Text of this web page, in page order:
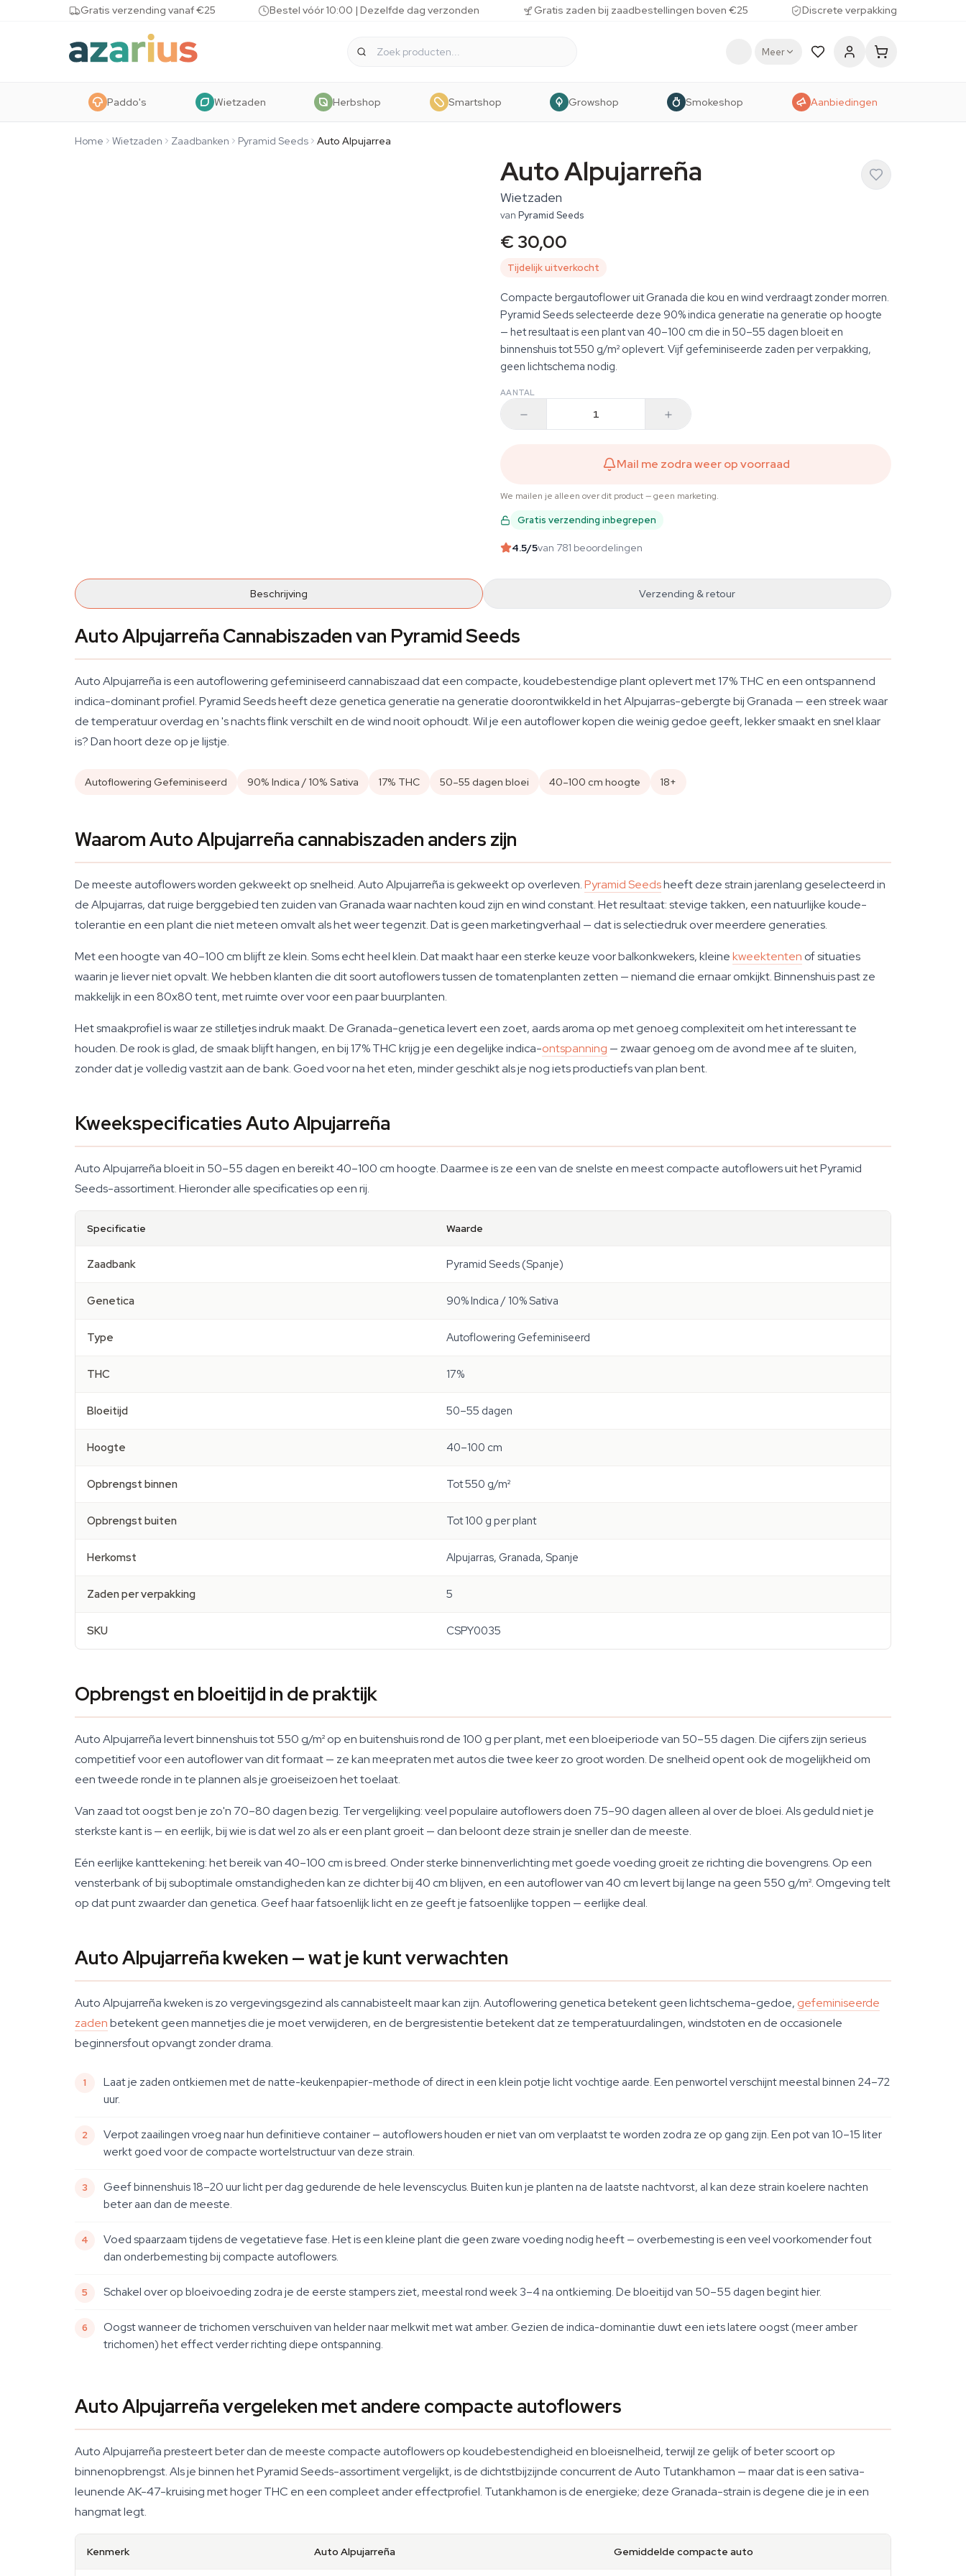
Skip to content Gratis verzending vanaf €25 Bestel vóór 10:00 | Dezelfde dag verzonden Gratis zaden bij zaadbestellingen boven €25 Discrete verpakking
Meer
Paddo's Wietzaden Herbshop Smartshop Growshop Smokeshop Aanbiedingen
Home Wietzaden Zaadbanken Pyramid Seeds Auto Alpujarrea
Auto Alpujarreña
Wietzaden
van Pyramid Seeds
€ 30,00
Tijdelijk uitverkocht
Compacte bergautoflower uit Granada die kou en wind verdraagt zonder morren.
Pyramid Seeds selecteerde deze 90% indica generatie na generatie op hoogte
— het resultaat is een plant van 40–100 cm die in 50–55 dagen bloeit en
binnenshuis tot 550 g/m² oplevert. Vijf gefeminiseerde zaden per verpakking,
geen lichtschema nodig.
AANTAL
Mail me zodra weer op voorraad
We mailen je alleen over dit product — geen marketing.
Gratis verzending inbegrepen
4.5/5van 781 beoordelingen
Beschrijving Verzending & retour
Auto Alpujarreña Cannabiszaden van Pyramid Seeds
Auto Alpujarreña is een autoflowering gefeminiseerd cannabiszaad dat een compacte, koudebestendige plant oplevert met 17% THC en een ontspannend
indica-dominant profiel. Pyramid Seeds heeft deze genetica generatie na generatie doorontwikkeld in het Alpujarras-gebergte bij Granada — een streek waar
de temperatuur overdag en 's nachts flink verschilt en de wind nooit ophoudt. Wil je een autoflower kopen die weinig gedoe geeft, lekker smaakt en snel klaar
is? Dan hoort deze op je lijstje.
Autoflowering Gefeminiseerd 90% Indica / 10% Sativa 17% THC 50–55 dagen bloei 40–100 cm hoogte 18+
Waarom Auto Alpujarreña cannabiszaden anders zijn
De meeste autoflowers worden gekweekt op snelheid. Auto Alpujarreña is gekweekt op overleven.Pyramid Seedsheeft deze strain jarenlang geselecteerd in
de Alpujarras, dat ruige berggebied ten zuiden van Granada waar nachten koud zijn en wind constant. Het resultaat: stevige takken, een natuurlijke koude-
tolerantie en een plant die niet meteen omvalt als het weer tegenzit. Dat is geen marketingverhaal — dat is selectiedruk over meerdere generaties.
Met een hoogte van 40–100 cm blijft ze klein. Soms echt heel klein. Dat maakt haar een sterke keuze voor balkonkwekers, kleinekweektenten of situaties
waarin je liever niet opvalt. We hebben klanten die dit soort autoflowers tussen de tomatenplanten zetten — niemand die ernaar omkijkt. Binnenshuis past ze
makkelijk in een 80x80 tent, met ruimte over voor een paar buurplanten.
Het smaakprofiel is waar ze stilletjes indruk maakt. De Granada-genetica levert een zoet, aards aroma op met genoeg complexiteit om het interessant te
houden. De rook is glad, de smaak blijft hangen, en bij 17% THC krijg je een degelijke indica-ontspanning — zwaar genoeg om de avond mee af te sluiten,
zonder dat je volledig vastzit aan de bank. Goed voor na het eten, minder geschikt als je nog iets productiefs van plan bent.
Kweekspecificaties Auto Alpujarreña
Auto Alpujarreña bloeit in 50–55 dagen en bereikt 40–100 cm hoogte. Daarmee is ze een van de snelste en meest compacte autoflowers uit het Pyramid
Seeds-assortiment. Hieronder alle specificaties op een rij.
Specificatie Waarde
Zaadbank Pyramid Seeds (Spanje)
Genetica 90% Indica / 10% Sativa
Type Autoflowering Gefeminiseerd
THC 17%
Bloeitijd 50–55 dagen
Hoogte 40–100 cm
Opbrengst binnen Tot 550 g/m²
Opbrengst buiten Tot 100 g per plant
Herkomst Alpujarras, Granada, Spanje
Zaden per verpakking 5
SKU CSPY0035
Opbrengst en bloeitijd in de praktijk
Auto Alpujarreña levert binnenshuis tot 550 g/m² op en buitenshuis rond de 100 g per plant, met een bloeiperiode van 50–55 dagen. Die cijfers zijn serieus
competitief voor een autoflower van dit formaat — ze kan meepraten met autos die twee keer zo groot worden. De snelheid opent ook de mogelijkheid om
een tweede ronde in te plannen als je groeiseizoen het toelaat.
Van zaad tot oogst ben je zo'n 70–80 dagen bezig. Ter vergelijking: veel populaire autoflowers doen 75–90 dagen alleen al over de bloei. Als geduld niet je
sterkste kant is — en eerlijk, bij wie is dat wel zo als er een plant groeit — dan beloont deze strain je sneller dan de meeste.
Eén eerlijke kanttekening: het bereik van 40–100 cm is breed. Onder sterke binnenverlichting met goede voeding groeit ze richting die bovengrens. Op een
vensterbank of bij suboptimale omstandigheden kan ze dichter bij 40 cm blijven, en een autoflower van 40 cm levert bij lange na geen 550 g/m². Omgeving telt
op dat punt zwaarder dan genetica. Geef haar fatsoenlijk licht en ze geeft je fatsoenlijke toppen — eerlijke deal.
Auto Alpujarreña kweken — wat je kunt verwachten
Auto Alpujarreña kweken is zo vergevingsgezind als cannabisteelt maar kan zijn. Autoflowering genetica betekent geen lichtschema-gedoe, gefeminiseerde
zadenbetekent geen mannetjes die je moet verwijderen, en de bergresistentie betekent dat ze temperatuurdalingen, windstoten en de occasionele
beginnersfout opvangt zonder drama.
Laat je zaden ontkiemen met de natte-keukenpapier-methode of direct in een klein potje licht vochtige aarde. Een penwortel verschijnt meestal binnen 24–72
uur.
Verpot zaailingen vroeg naar hun definitieve container — autoflowers houden er niet van om verplaatst te worden zodra ze op gang zijn. Een pot van 10–15 liter
werkt goed voor de compacte wortelstructuur van deze strain.
Geef binnenshuis 18–20 uur licht per dag gedurende de hele levenscyclus. Buiten kun je planten na de laatste nachtvorst, al kan deze strain koelere nachten
beter aan dan de meeste.
Voed spaarzaam tijdens de vegetatieve fase. Het is een kleine plant die geen zware voeding nodig heeft — overbemesting is een veel voorkomender fout
dan onderbemesting bij compacte autoflowers.
Schakel over op bloeivoeding zodra je de eerste stampers ziet, meestal rond week 3–4 na ontkieming. De bloeitijd van 50–55 dagen begint hier.
Oogst wanneer de trichomen verschuiven van helder naar melkwit met wat amber. Gezien de indica-dominantie duwt een iets latere oogst (meer amber
trichomen) het effect verder richting diepe ontspanning.
Auto Alpujarreña vergeleken met andere compacte autoflowers
Auto Alpujarreña presteert beter dan de meeste compacte autoflowers op koudebestendigheid en bloeisnelheid, terwijl ze gelijk of beter scoort op
binnenopbrengst. Als je binnen het Pyramid Seeds-assortiment vergelijkt, is de dichtstbijzijnde concurrent de Auto Tutankhamon — maar dat is een sativa-
leunende AK-47-kruising met hoger THC en een compleet ander effectprofiel. Tutankhamon is de energieke; deze Granada-strain is degene die je in een
hangmat legt.
Kenmerk Auto Alpujarreña Gemiddelde compacte auto